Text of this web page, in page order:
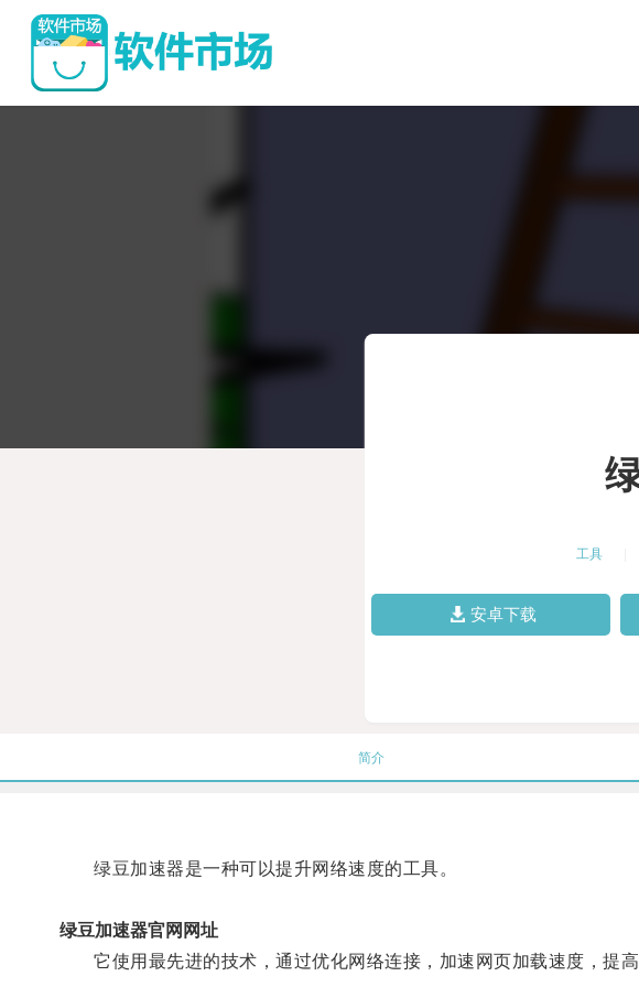
工具
安卓下载
简介
绿豆加速器是一种可以提升网络速度的工具。
绿豆加速器官网网址
它使用最先进的技术，通过优化网络连接，加速网页加载速度，提高